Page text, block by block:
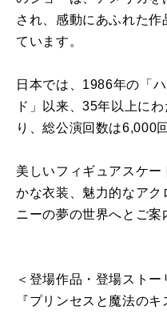
され、感動にあふれた
ています。
日本では、1986年の「
ド」以来、35年以上に
り、総公演回数は6,000
美しいフィギュアスケ
かな衣装、魅力的なア
ニーの夢の世界へとご案
＜登場作品・登場ストー
『プリンセスと魔法の